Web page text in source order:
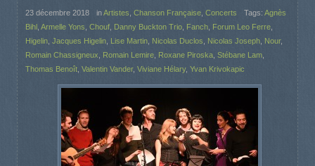
23 décembre 2018 inArtistes Chanson Française Concerts Tags: Agnès
Bihl Armelle Yons Chouf Danny Buckton Trio Fanch Forum Leo Ferre
Higelin Jacques Higelin Lise Martin Nicolas Duclos Nicolas Joseph Nour,
Romain Chassigneux
Romain Lemire Roxane Piroska Stébane Lam
Thomas Benoît Valentin Vander, Viviane Hélary, Yvan Krivokapic